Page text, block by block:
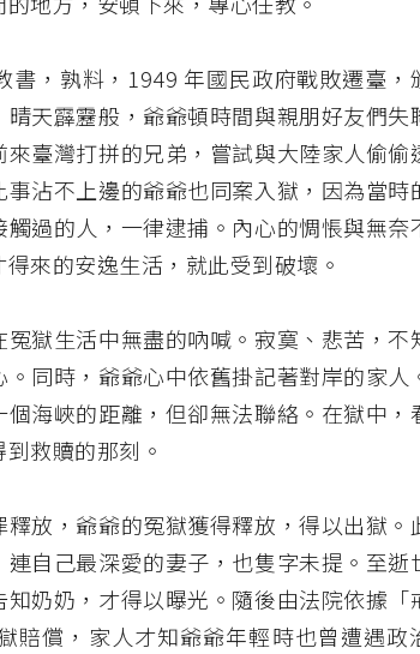
書，孰料，1949 年國民政府戰敗遷臺，
天霹靂般，爺爺頓時間與親朋好友們失
臺灣打拼的兄弟，嘗試與大陸家人偷偷
沾不上邊的爺爺也同案入獄，因為當時
過的人，一律逮捕。內心的惆悵與無奈
來的安逸生活，就此受到破壞。
冤獄生活中無盡的吶喊。寂寞、悲苦，不
同時，爺爺心中依舊掛記著對岸的家人
海峽的距離，但卻無法聯絡。在獄中，
救贖的那刻。
放，爺爺的冤獄獲得釋放，得以出獄。
自己最深愛的妻子，也隻字未提。至逝
奶奶，才得以曝光。隨後由法院依據「
賠償，家人才知爺爺年輕時也曾遭遇政